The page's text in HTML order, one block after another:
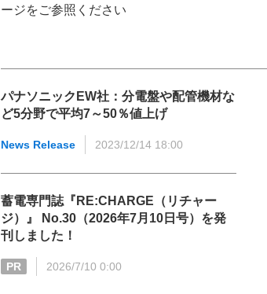
ージをご参照ください
パナソニックEW社：分電盤や配管機材な
ど5分野で平均7～50％値上げ
News Release 2023/12/14 18:00
蓄電専門誌『RE:CHARGE（リチャー
ジ）』 No.30（2026年7月10日号）を発
刊しました！
PR 2026/7/10 0:00